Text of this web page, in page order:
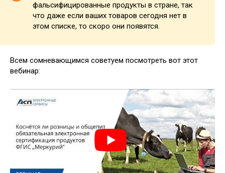
фальсифицированные продукты в стране, так
что даже если ваших товаров сегодня нет в
этом списке, то скоро они появятся.
Всем сомневающимся советуем посмотреть вот этот
вебинар: